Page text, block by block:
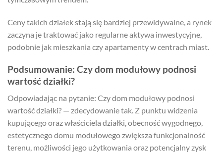
Ceny takich działek stają się bardziej przewidywalne, a rynek
zaczyna je traktować jako regularne aktywa inwestycyjne,
podobnie jak mieszkania czy apartamenty w centrach miast.
Podsumowanie: Czy dom modułowy podnosi
wartość działki?
Odpowiadając na pytanie: Czy dom modułowy podnosi
wartość działki? — zdecydowanie tak. Z punktu widzenia
kupującego oraz właściciela działki, obecność wygodnego,
estetycznego domu modułowego zwiększa funkcjonalność
terenu, możliwości jego użytkowania oraz potencjalny zysk